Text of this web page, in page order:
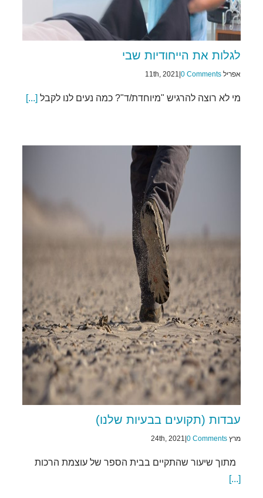
לגלות את הייחודיות שבי
אפריל 11th, 2021 0 Comments
מי לא רוצה להרגיש "מיוחדת/ד"? כמה נעים לנו לקבל [...]
עבדות (תקועים בבעיות שלנו)
מרץ 24th, 2021 0 Comments
מתוך שיעור שהתקיים בבית הספר של עוצמת הרכות
[...]